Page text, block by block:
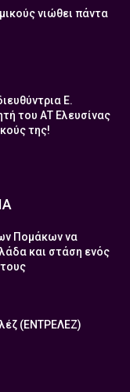
νιώθει πάντα
Ε.
του ΑΤ Ελευσίνας
της!
Πομάκων να
και στάση ενός
(ΕΝΤΡΕΛΕΖ)